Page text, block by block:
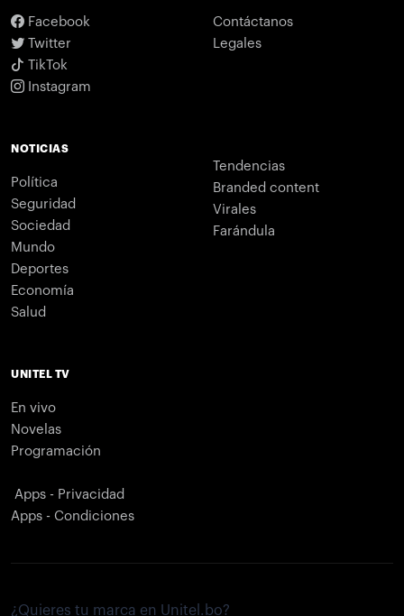
Facebook
Twitter
TikTok
Instagram
Contáctanos
Legales
NOTICIAS
Política
Seguridad
Sociedad
Mundo
Deportes
Economía
Salud
Tendencias
Branded content
Virales
Farándula
UNITEL TV
En vivo
Novelas
Programación
Apps - Privacidad
Apps - Condiciones
¿Quieres tu marca en Unitel.bo?